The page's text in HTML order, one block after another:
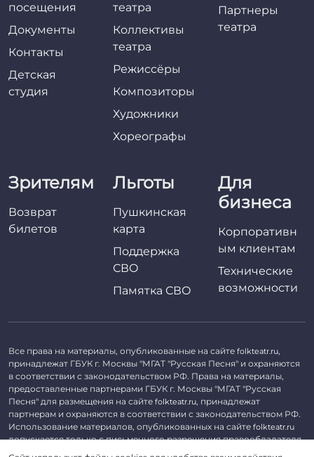
посещения
Документы
Контакты
Детская
студия
театра
Коллективы
театра
Режиссёры
Композиторы
Художники
Хореографы
Партнеры
театра
Зрителям
Возврат
билетов
Льготы
Пушкинская
карта
Поддержка
СВО
Памятка СВО
Для
бизнеса
Корпоративн
ым клиентам
Технические
возможности
Все права на материалы, опубликованные на сайте folkteatr.ru,
принадлежат ГБУК г. Москвы "МГАТ "Русская Песня" и охраняются
в соответствии с законодательством РФ. Права на материалы,
предоставленные партнерами ГБУК г. Москвы "МГАТ "Русская
Песня" для размещения на сайте folkteatr.ru, принадлежат
партнерам и охраняются в соответствии с законодательством РФ.
Использование материалов, опубликованных на сайте folkteatr.ru
допускается только с письменного разрешения правообладателя.